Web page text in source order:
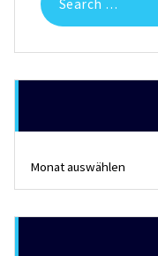
for: